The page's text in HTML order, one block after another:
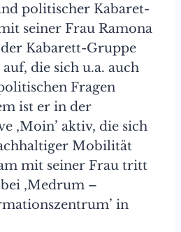
politischer Kabaret­
seiner Frau Ramona
Kabarett-Gruppe
die sich u.a. auch
Fragen
ist er in der
‚Moin’ aktiv, die sich
Mobilität
mit seiner Frau tritt
‚Medrum –
in